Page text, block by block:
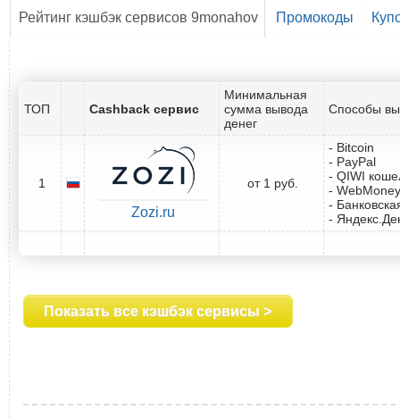
Рейтинг кэшбэк сервисов 9monahov Промокоды
ТОП Cashback сервис
Минимальная
сумма вывода
денег
Способы
1
Zozi.ru
от 1 руб.
- Bitcoin
- PayPal
- QIWI
- WebMoney
-
-
Показать все кэшбэк сервисы >